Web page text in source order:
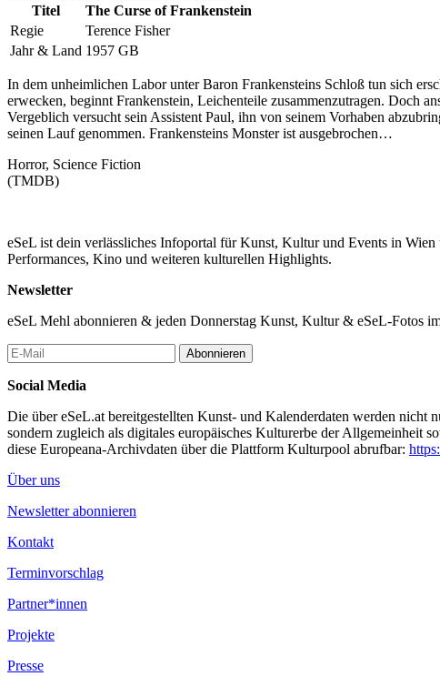
Titel
The Curse of Frankenstein
Regie
Terence Fisher
Jahr & Land 1957 GB
In dem unheimlichen Labor unter Baron Frankensteins Schloß tun sich
erwecken, beginnt Frankenstein, Leichenteile zusammenzutragen. Doch
Vergeblich versucht sein Assistent Paul, ihn von seinem Vorhaben
seinen Lauf genommen. Frankensteins Monster ist ausgebrochen…
Horror, Science Fiction
(TMDB)
eSeL ist dein verlässliches Infoportal für Kunst, Kultur und Events in
Performances, Kino und weiteren kulturellen Highlights.
Newsletter
eSeL Mehl abonnieren & jeden Donnerstag Kunst, Kultur & eSeL-Fotos
Abonnieren
Social Media
Die über eSeL.at bereitgestellten Kunst- und Kalenderdaten werden nicht
sondern zugleich als digitales europäisches Kulturerbe der Allgemeinheit
diese Europeana-Archivdaten über die Plattform Kulturpool abrufbar:
Über uns
Newsletter abonnieren
Kontakt
Terminvorschlag
Partner*innen
Projekte
Presse